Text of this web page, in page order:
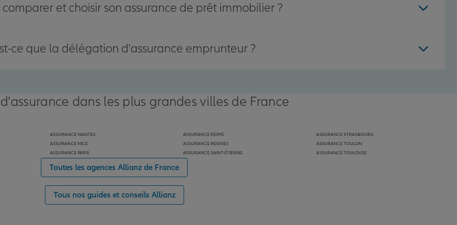
et choisir son assurance de prêt immobilier ?
ce que la délégation d'assurance emprunteur ?
dans les plus grandes villes de France
ASSURANCE NANTES
ASSURANCE NICE
ASSURANCE PARIS
ASSURANCE REIMS
ASSURANCE RENNES
ASSURANCE SAINT-ÉTIENNE
ASSURANCE STRASBOURG
ASSURANCE TOULON
ASSURANCE TOULOUSE
Toutes les agences Allianz de France
Tous nos guides et conseils Allianz